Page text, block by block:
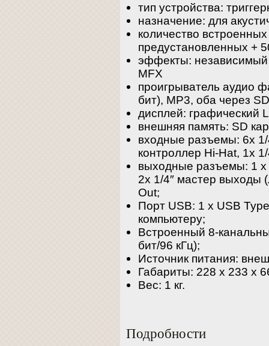
тип устройства:
назначение: для
количество
предустановленных +
эффекты: независимый
MFX
проигрыватель аудио
бит), MP3, оба через
дисплей: графический
внешняя память: SD
входные разъемы: 6х 1/
контроллер Hi-Hat, 1х
выходные разъемы: 1 х
2х 1/4″ мастер выходы
Out;
Порт USB: 1 х USB
компьютеру;
Встроенный 8-
бит/96 кГц);
Источник питания:
Габариты: 228 x 233 x
Вес: 1 кг.
Подробности